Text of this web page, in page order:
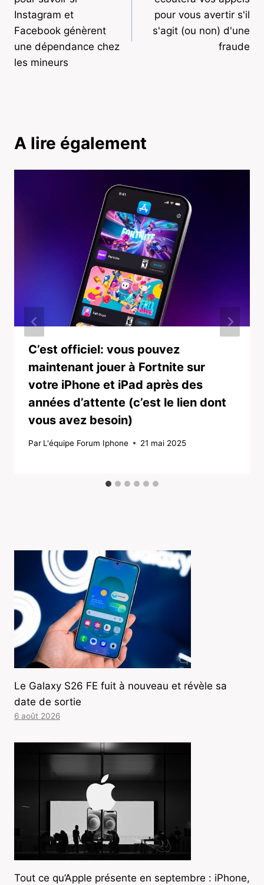
l’article
Instagram et
Facebook génèrent
une dépendance chez
les mineurs
pour vous avertir s'il
s'agit (ou non) d'une
fraude
A lire également
C’est officiel: vous pouvez
maintenant jouer à Fortnite sur
votre iPhone et iPad après des
années d’attente (c’est le lien dont
vous avez besoin)
Par L'équipe Forum Iphone 21 mai 2025
Le Galaxy S26 FE fuit à nouveau et révèle sa
date de sortie
6 août 2026
Tout ce qu’Apple présente en septembre : iPhone,